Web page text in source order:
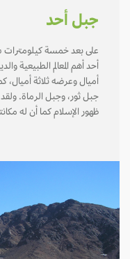
جبل أحد
على بعد خمسة كيلومترات
أحد أهم المعالم الطبيعية
أميال وعرضه ثلاثة أميال،
جبل ثور، وجبل الرماة.
ظهور الإسلام كما أن له مكانته